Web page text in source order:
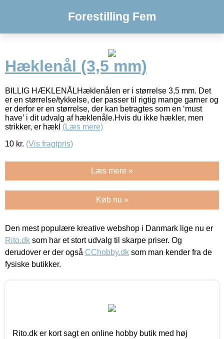
Forestilling Fem
Hæklenål (3,5 mm)
BILLIG HÆKLENÅLHæklenålen er i størrelse 3,5 mm. Det
er en størrelse/tykkelse, der passer til rigtig mange garner og
er derfor er en størrelse, der kan betragtes som en ‘must
have’ i dit udvalg af hæklenåle.Hvis du ikke hækler, men
strikker, er hækl (Læs mere)
10 kr. (Vis fragtpris)
Læs mere »
Køb nu »
Den mest populære kreative webshop i Danmark lige nu er
Rito.dk som har et stort udvalg til skarpe priser. Og
derudover er der også CChobby.dk som man kender fra de
fysiske butikker.
Rito.dk er kort sagt en online hobby butik med høj